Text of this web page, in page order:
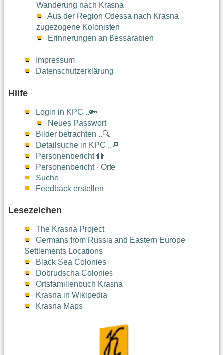
Wanderung nach Krasna
Aus der Region Odessa nach Krasna
zugezogene Kolonisten
Erinnerungen an Bessarabien
Impressum
Datenschutzerklärung
Hilfe
Login in KPC ..🔑
Neues Passwort
Bilder betrachten ..🔍
Detailsuche in KPC ..🔎
Personenbericht 👬
Personenbericht · Orte
Suche
Feedback erstellen
Lesezeichen
The Krasna Project
Germans from Russia and Eastern Europe
Settlements Locations
Black Sea Colonies
Dobrudscha Colonies
Ortsfamilienbuch Krasna
Krasna in Wikipedia
Krasna Maps